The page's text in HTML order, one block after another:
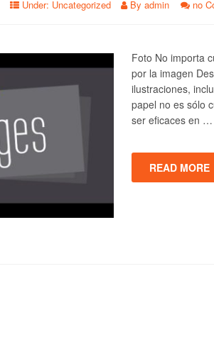
Under: Uncategorized By admin no
Foto No importa
por la imagen
ilustraciones,
papel no es sólo
ser eficaces en …
READ MORE